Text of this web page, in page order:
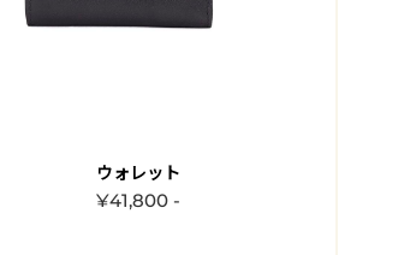
ウォレット
¥41,800 -